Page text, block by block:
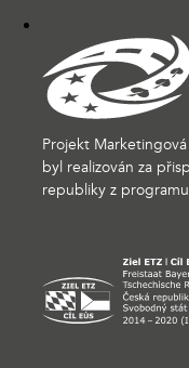
Projekt
byl realizován za
republiky z